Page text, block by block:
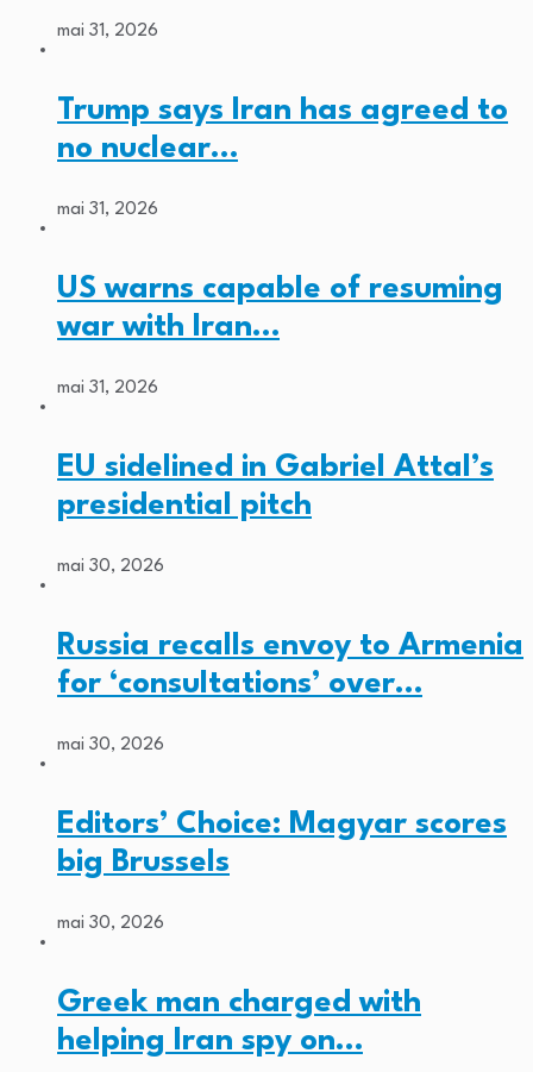
mai 31, 2026
Trump says Iran has agreed to
no nuclear…
mai 31, 2026
US warns capable of resuming
war with Iran…
mai 31, 2026
EU sidelined in Gabriel Attal’s
presidential pitch
mai 30, 2026
Russia recalls envoy to Armenia
for ‘consultations’ over…
mai 30, 2026
Editors’ Choice: Magyar scores
big Brussels
mai 30, 2026
Greek man charged with
helping Iran spy on…